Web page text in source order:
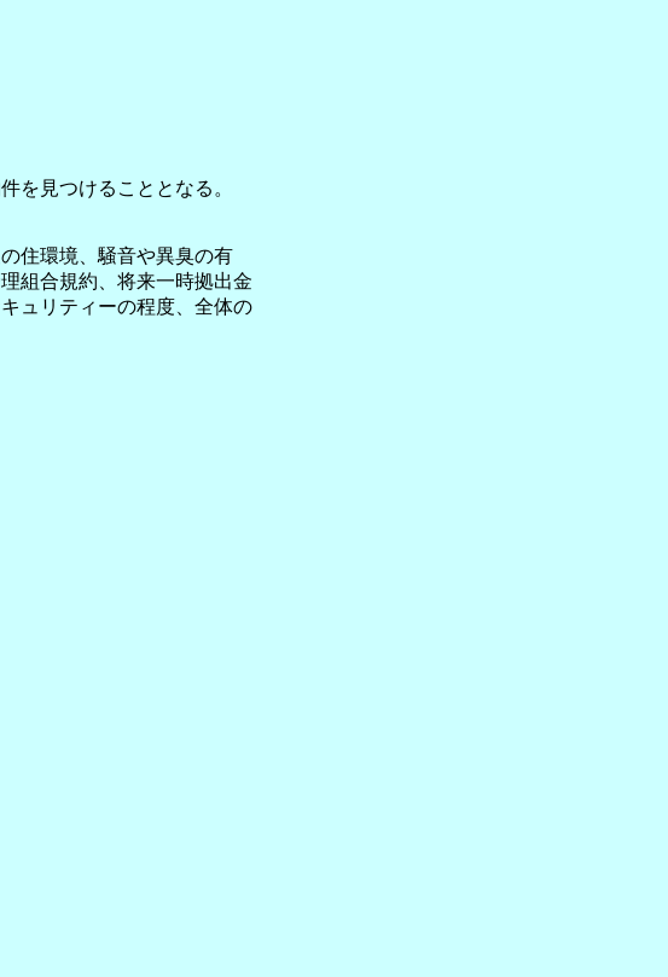
を見つけることとなる。
住環境、騒音や異臭の有
組合規約、将来一時拠出金
ュリティーの程度、全体の